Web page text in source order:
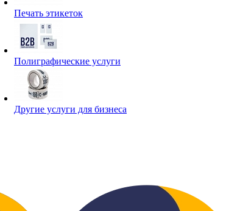
Печать этикеток
Полиграфические услуги
Другие услуги для бизнеса